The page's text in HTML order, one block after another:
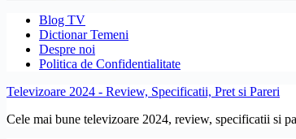
Blog TV
Dictionar Temeni
Despre noi
Politica de Confidentialitate
Televizoare 2024 - Review, Specificatii, Pret si Pareri
Cele mai bune televizoare 2024, review, specificatii si